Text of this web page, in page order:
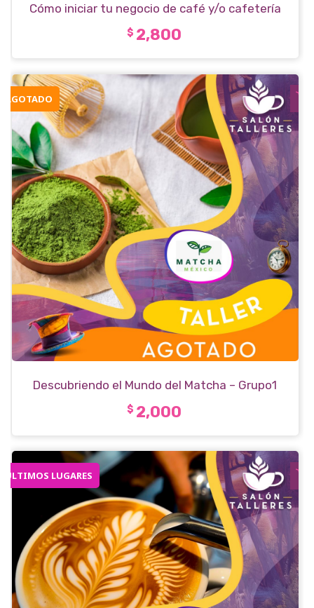
Cómo iniciar tu negocio de café y/o cafetería
$ 2,800
AGOTADO
Descubriendo el Mundo del Matcha – Grupo1
$ 2,000
ÚLTIMOS LUGARES